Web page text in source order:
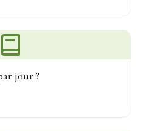
jour ?